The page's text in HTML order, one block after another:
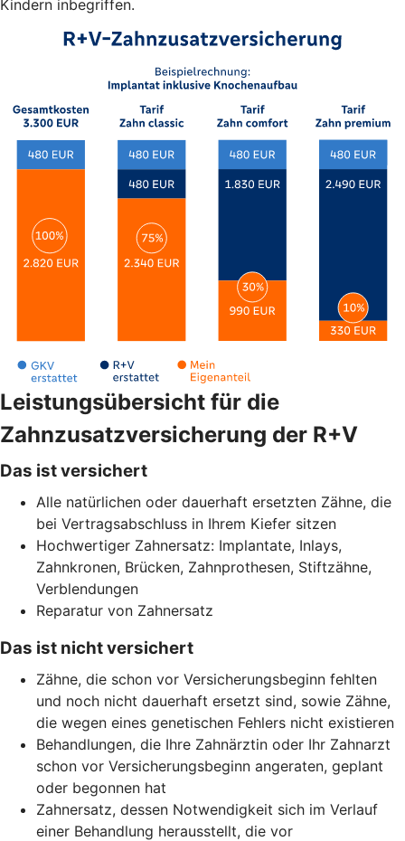
Kindern inbegriffen.
Leistungsübersicht für die
Zahnzusatzversicherung der R+V
Das ist versichert
Alle natürlichen oder dauerhaft ersetzten Zähne, die
bei Vertragsabschluss in Ihrem Kiefer sitzen
Hochwertiger Zahnersatz: Implantate, Inlays,
Zahnkronen, Brücken, Zahnprothesen, Stiftzähne,
Verblendungen
Reparatur von Zahnersatz
Das ist nicht versichert
Zähne, die schon vor Versicherungsbeginn fehlten
und noch nicht dauerhaft ersetzt sind, sowie Zähne,
die wegen eines genetischen Fehlers nicht existieren
Behandlungen, die Ihre Zahnärztin oder Ihr Zahnarzt
schon vor Versicherungsbeginn angeraten, geplant
oder begonnen hat
Zahnersatz, dessen Notwendigkeit sich im Verlauf
einer Behandlung herausstellt, die vor